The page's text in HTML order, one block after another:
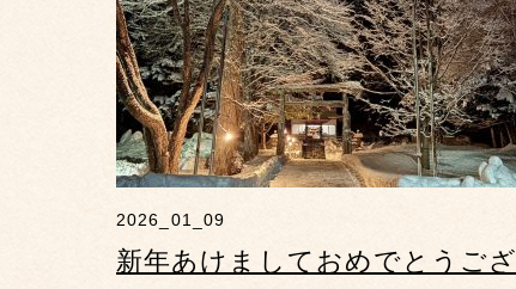
2026_01_09
新年あけましておめでとうござ